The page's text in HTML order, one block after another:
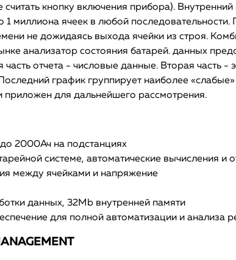
кнопку включения прибора).
миллиона ячеек в любой
не дожидаясь выхода ячейки из строя.
анализатор состояния батарей. данных
отчета - числовые данные. Вторая часть -
график группирует наиболее
приложен для дальнейшего рассмотрения.
2000Ач на подстанциях
системе, автоматические вычисления и
между ячейками и напряжение
данных, 32Mb внутренней памяти
для полной автоматизации и анализа